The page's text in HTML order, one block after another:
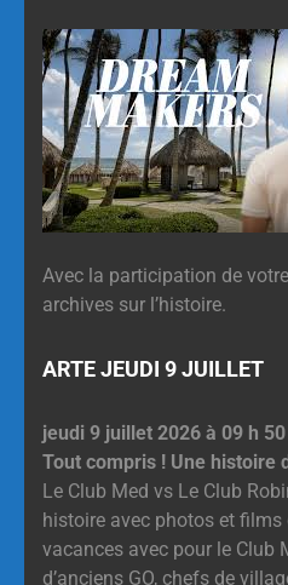
Avec la participation de
archives sur l’histoire.
ARTE JEUDI 9 JUILLET
jeudi 9 juillet 2026 à 09 h
Tout compris ! Une histoire
Le Club Med vs Le Club
histoire avec photos et films
vacances avec pour le Club
d’anciens GO, chefs de